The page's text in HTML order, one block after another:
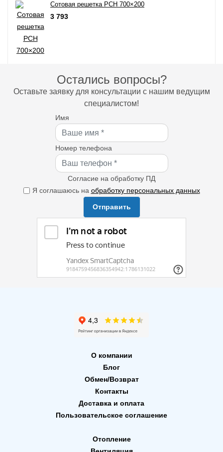
Сотовая решетка РСН 700×200
3 793
Остались вопросы?
Оставьте заявку для консультации с нашим ведущим
специалистом!
Имя
Номер телефона
Согласие на обработку ПД
Я соглашаюсь на обработку персональных данных
Отправить
О компании
Блог
Обмен/Возврат
Контакты
Доставка и оплата
Пользовательское соглашение
Отопление